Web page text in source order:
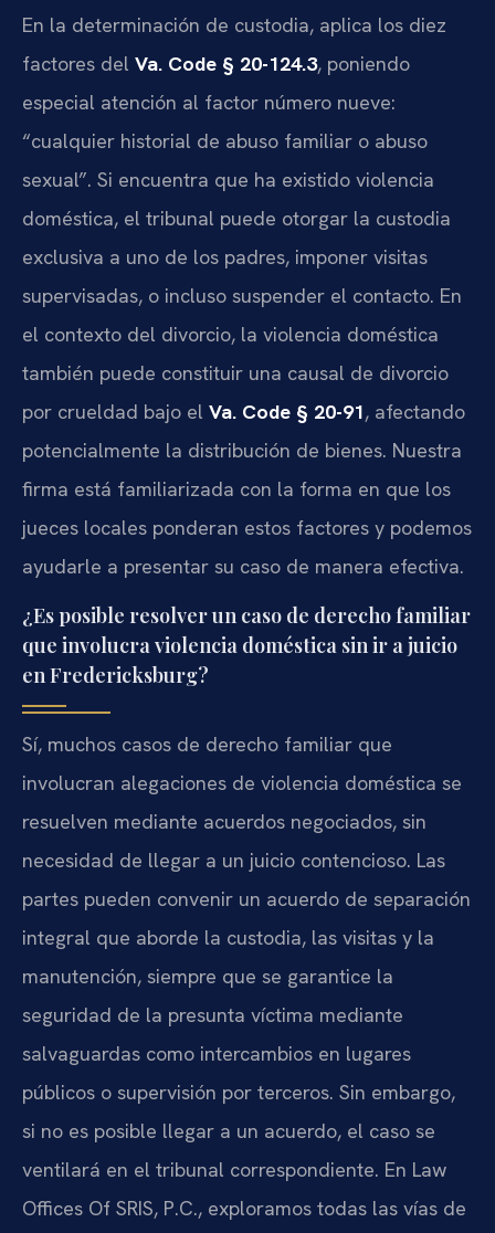
En la determinación de custodia, aplica los diez
factores del Va. Code § 20-124.3, poniendo
especial atención al factor número nueve:
“cualquier historial de abuso familiar o abuso
sexual”. Si encuentra que ha existido violencia
doméstica, el tribunal puede otorgar la custodia
exclusiva a uno de los padres, imponer visitas
supervisadas, o incluso suspender el contacto. En
el contexto del divorcio, la violencia doméstica
también puede constituir una causal de divorcio
por crueldad bajo el Va. Code § 20-91, afectando
potencialmente la distribución de bienes. Nuestra
firma está familiarizada con la forma en que los
jueces locales ponderan estos factores y podemos
ayudarle a presentar su caso de manera efectiva.
¿Es posible resolver un caso de derecho familiar
que involucra violencia doméstica sin ir a juicio
en Fredericksburg?
Sí, muchos casos de derecho familiar que
involucran alegaciones de violencia doméstica se
resuelven mediante acuerdos negociados, sin
necesidad de llegar a un juicio contencioso. Las
partes pueden convenir un acuerdo de separación
integral que aborde la custodia, las visitas y la
manutención, siempre que se garantice la
seguridad de la presunta víctima mediante
salvaguardas como intercambios en lugares
públicos o supervisión por terceros. Sin embargo,
si no es posible llegar a un acuerdo, el caso se
ventilará en el tribunal correspondiente. En Law
Offices Of SRIS, P.C., exploramos todas las vías de